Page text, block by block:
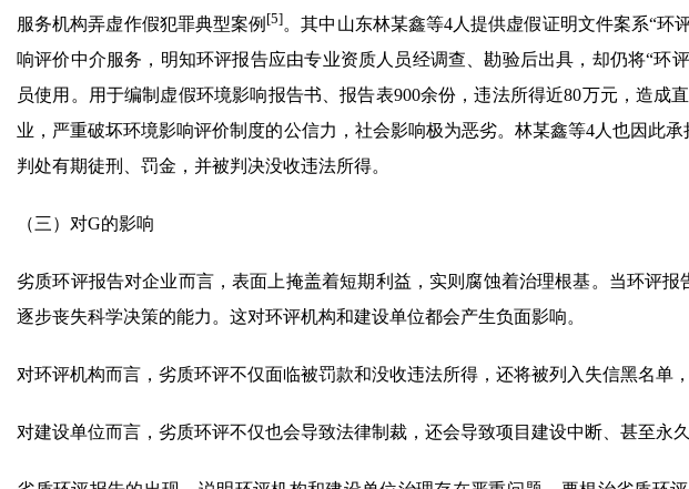
服务机构弄虚作假犯罪典型案例 [5]。其中山东林某鑫等4人提供虚假证明文件案系“环
响评价中介服务，明知环评报告应由专业资质人员经调查、勘验后出具，却仍将“环
员使用。用于编制虚假环境影响报告书、报告表900余份，违法所得近80万元，造成
业，严重破坏环境影响评价制度的公信力，社会影响极为恶劣。林某鑫等4人也因此
判处有期徒刑、罚金，并被判决没收违法所得。
（三）对G的影响
劣质环评报告对企业而言，表面上掩盖着短期利益，实则腐蚀着治理根基。当环评
逐步丧失科学决策的能力。这对环评机构和建设单位都会产生负面影响。
对环评机构而言，劣质环评不仅面临被罚款和没收违法所得，还将被列入失信黑名单
对建设单位而言，劣质环评不仅也会导致法律制裁，还会导致项目建设中断、甚至永